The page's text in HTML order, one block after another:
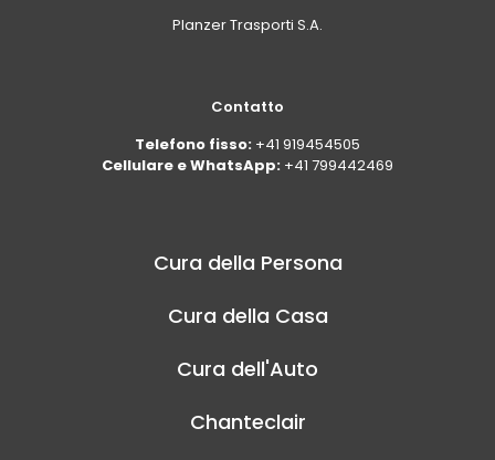
Planzer Trasporti S.A.
Contatto
Telefono fisso: +41 919454505
Cellulare e WhatsApp: +41 799442469
Cura della Persona
Cura della Casa
Cura dell'Auto
Chanteclair